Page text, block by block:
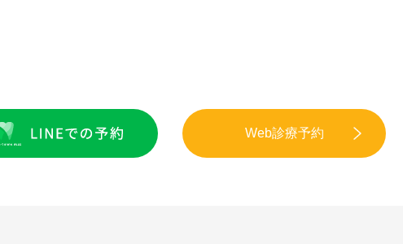
Web診療予約